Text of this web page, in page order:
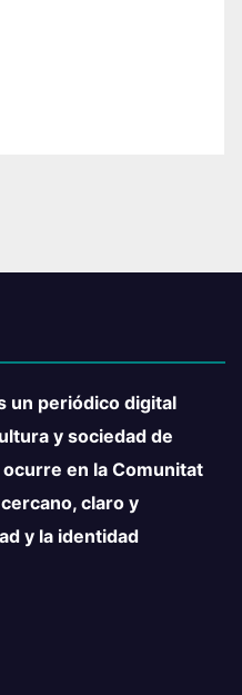
un periódico digital
y sociedad de
en la Comunitat
claro y
y la identidad